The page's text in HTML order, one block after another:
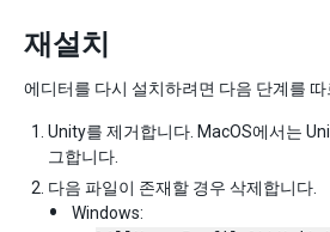
재설치
에디터를 다시 설치하려면 다음 단계를 따
Unity를 제거합니다. MacOS에서는
그합니다.
다음 파일이 존재할 경우 삭제합니다.
Windows: